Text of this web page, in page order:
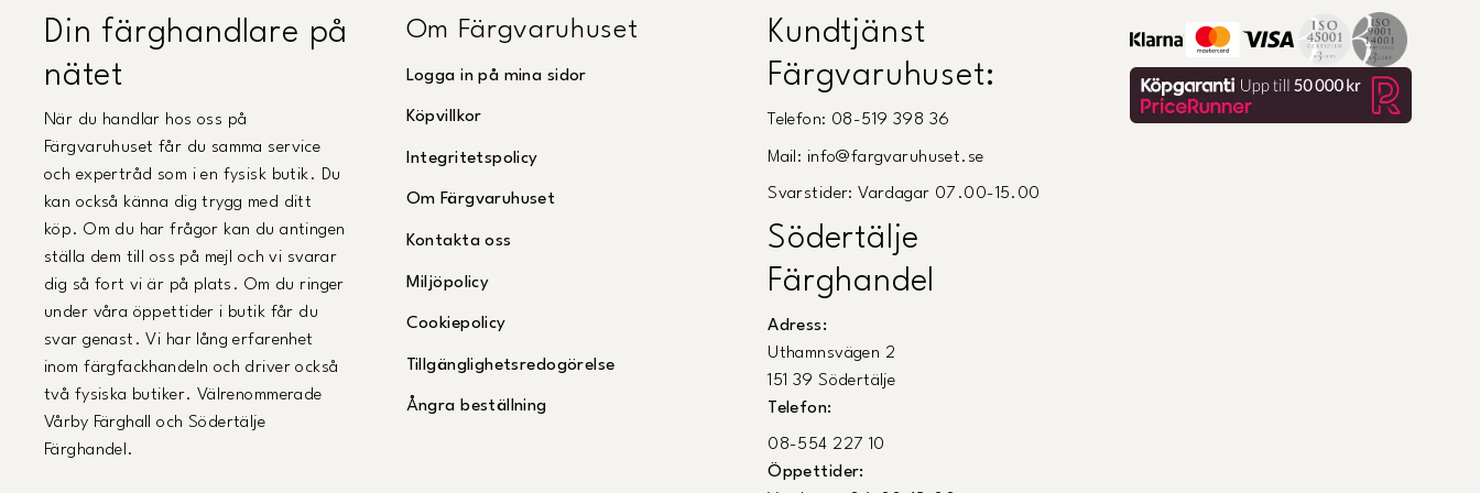
Din färghandlare på
nätet
När du handlar hos oss på
Färgvaruhuset får du samma service
och expertråd som i en fysisk butik. Du
kan också känna dig trygg med ditt
köp. Om du har frågor kan du antingen
ställa dem till oss på mejl och vi svarar
dig så fort vi är på plats. Om du ringer
under våra öppettider i butik får du
svar genast. Vi har lång erfarenhet
inom färgfackhandeln och driver också
två fysiska butiker. Välrenommerade
Vårby Färghall och Södertälje
Färghandel.
Om Färgvaruhuset
Logga in på mina sidor
Köpvillkor
Integritetspolicy
Om Färgvaruhuset
Kontakta oss
Miljöpolicy
Cookiepolicy
Tillgänglighetsredogörelse
Ångra beställning
Kundtjänst
Färgvaruhuset:
Telefon: 08-519 398 36
Mail: info@fargvaruhuset.se
Svarstider: Vardagar 07.00-15.00
Södertälje
Färghandel
Adress:
Uthamnsvägen 2
151 39 Södertälje
Telefon:
08-554 227 10
Öppettider: